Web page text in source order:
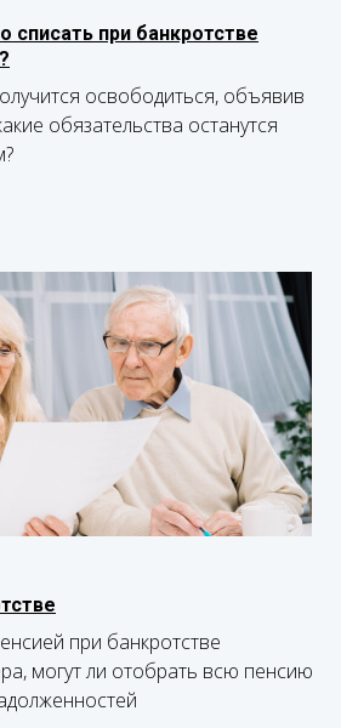
списать при банкротстве
освободиться, объявив
обязательства останутся
при банкротстве
могут ли отобрать всю пенсию